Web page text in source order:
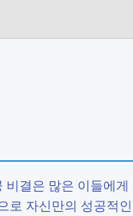
결은 많은 이들에
로 자신만의 성공적